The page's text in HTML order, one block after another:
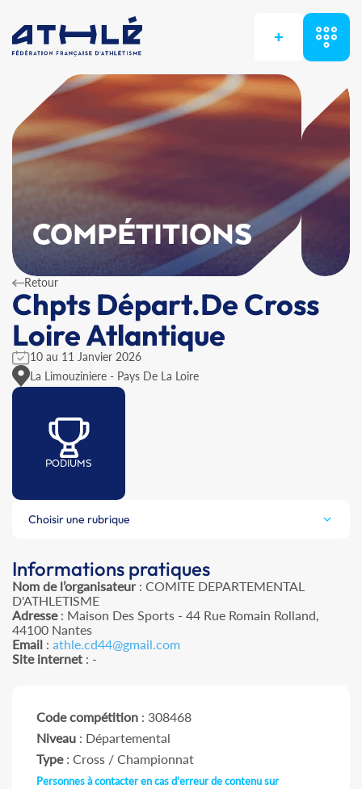
+
COMPÉTITIONS
Retour
Chpts Départ.De Cross
Loire Atlantique
10 au 11 Janvier 2026
La Limouziniere - Pays De La Loire
PODIUMS
Choisir une rubrique
Informations pratiques
Nom de l’organisateur: COMITE DEPARTEMENTAL
D'ATHLETISME
Adresse: Maison Des Sports - 44 Rue Romain Rolland,
44100 Nantes
Email : athle.cd44@gmail.com
Site internet : -
Code compétition : 308468
Niveau : Départemental
Type: Cross / Championnat
Personnes à contacter en cas d'erreur de contenu sur